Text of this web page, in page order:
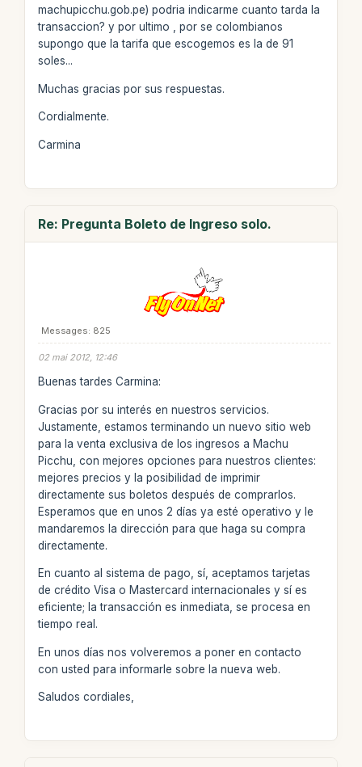
machupicchu.gob.pe) podria indicarme cuanto tarda la
transaccion? y por ultimo , por se colombianos
supongo que la tarifa que escogemos es la de 91
soles...
Muchas gracias por sus respuestas.
Cordialmente.
Carmina
Re: Pregunta Boleto de Ingreso solo.
Messages: 825
02 mai 2012, 12:46
Buenas tardes Carmina:
Gracias por su interés en nuestros servicios.
Justamente, estamos terminando un nuevo sitio web
para la venta exclusiva de los ingresos a Machu
Picchu, con mejores opciones para nuestros clientes:
mejores precios y la posibilidad de imprimir
directamente sus boletos después de comprarlos.
Esperamos que en unos 2 días ya esté operativo y le
mandaremos la dirección para que haga su compra
directamente.
En cuanto al sistema de pago, sí, aceptamos tarjetas
de crédito Visa o Mastercard internacionales y sí es
eficiente; la transacción es inmediata, se procesa en
tiempo real.
En unos días nos volveremos a poner en contacto
con usted para informarle sobre la nueva web.
Saludos cordiales,